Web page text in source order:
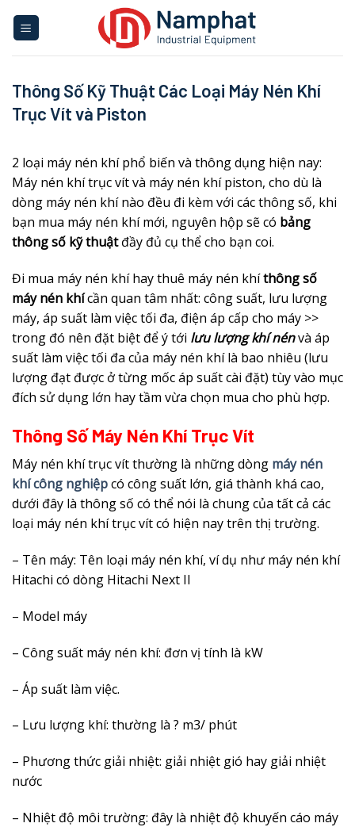
Thông Số Kỹ Thuật Các Loại Máy Nén Khí
Trục Vít và Piston
2 loại máy nén khí phổ biến và thông dụng hiện nay:
Máy nén khí trục vít và máy nén khí piston, cho dù là
dòng máy nén khí nào đều đi kèm với các thông số, khi
bạn mua máy nén khí mới, nguyên hộp sẽ có bảng
thông số kỹ thuậtđầy đủ cụ thể cho bạn coi.
Đi mua máy nén khí hay thuê máy nén khíthông số
máy nén khícần quan tâm nhất: công suất, lưu lượng
máy, áp suất làm việc tối đa, điện áp cấp cho máy >>
trong đó nên đặt biệt để ý tới lưu lượng khí nénvà áp
suất làm việc tối đa của máy nén khí là bao nhiêu (lưu
lượng đạt được ở từng mốc áp suất cài đặt) tùy vào mục
đích sử dụng lớn hay tầm vừa chọn mua cho phù hợp.
Thông Số Máy Nén Khí Trục Vít
Máy nén khí trục vít thường là những dòng máy nén
khí công nghiệpcó công suất lớn, giá thành khá cao,
dưới đây là thông số có thể nói là chung của tất cả các
loại máy nén khí trục vít có hiện nay trên thị trường.
– Tên máy: Tên loại máy nén khí, ví dụ như máy nén khí
Hitachi có dòng Hitachi Next II
– Model máy
– Công suất máy nén khí: đơn vị tính là kW
– Áp suất làm việc.
– Lưu lượng khí: thường là ? m3/ phút
– Phương thức giải nhiệt: giải nhiệt gió hay giải nhiệt
nước
– Nhiệt độ môi trường: đây là nhiệt độ khuyến cáo máy